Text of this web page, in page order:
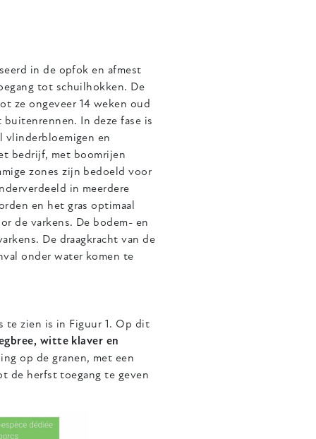
in de opfok en afmest
tot schuilhokken. De
ze ongeveer 14 weken oud
In deze fase is
vlinderbloemigen en
bedrijf, met boomrijen
zones zijn bedoeld voor
in meerdere
en het gras optimaal
de varkens. De bodem- en
De draagkracht van de
onder water komen te
te zien is in Figuur 1. Op dit
witte klaver en
op de granen, met een
de herfst toegang te geven